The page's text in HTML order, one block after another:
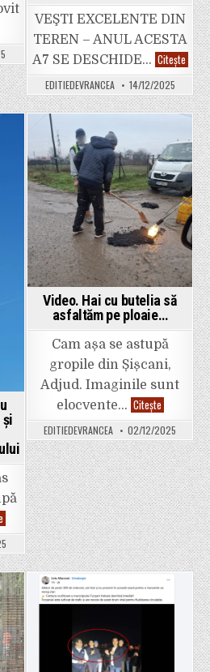
VEŞTI EXCELENTE DIN
TEREN – ANUL ACESTA
A7 SE DESCHIDE… CiteșteVideo.
S-
a
decis.
Pe
24
se
dă
la
trafic
pe
–
Adjud.
EDITIEDEVRANCEA 14/12/2025
Video.
Avioane
care
au
spart
bariera
sunetului
și
dâre
vizibile
zeci
de
minute
pe
cerul
Posted
in
Video. Hai cu butelia să
asfaltăm pe ploaie…
Cam așa se astupă
gropile din Șișcani,
Adjud. Imaginile sunt
elocvente… CiteșteVideo.
Hai
cu
butelia
să
asfaltăm
pe
ploaie…
EDITIEDEVRANCEA 02/12/2025
Posted